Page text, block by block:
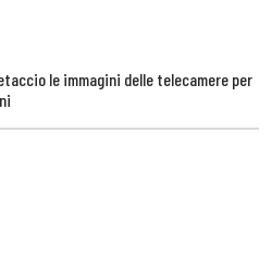
le immagini delle telecamere per